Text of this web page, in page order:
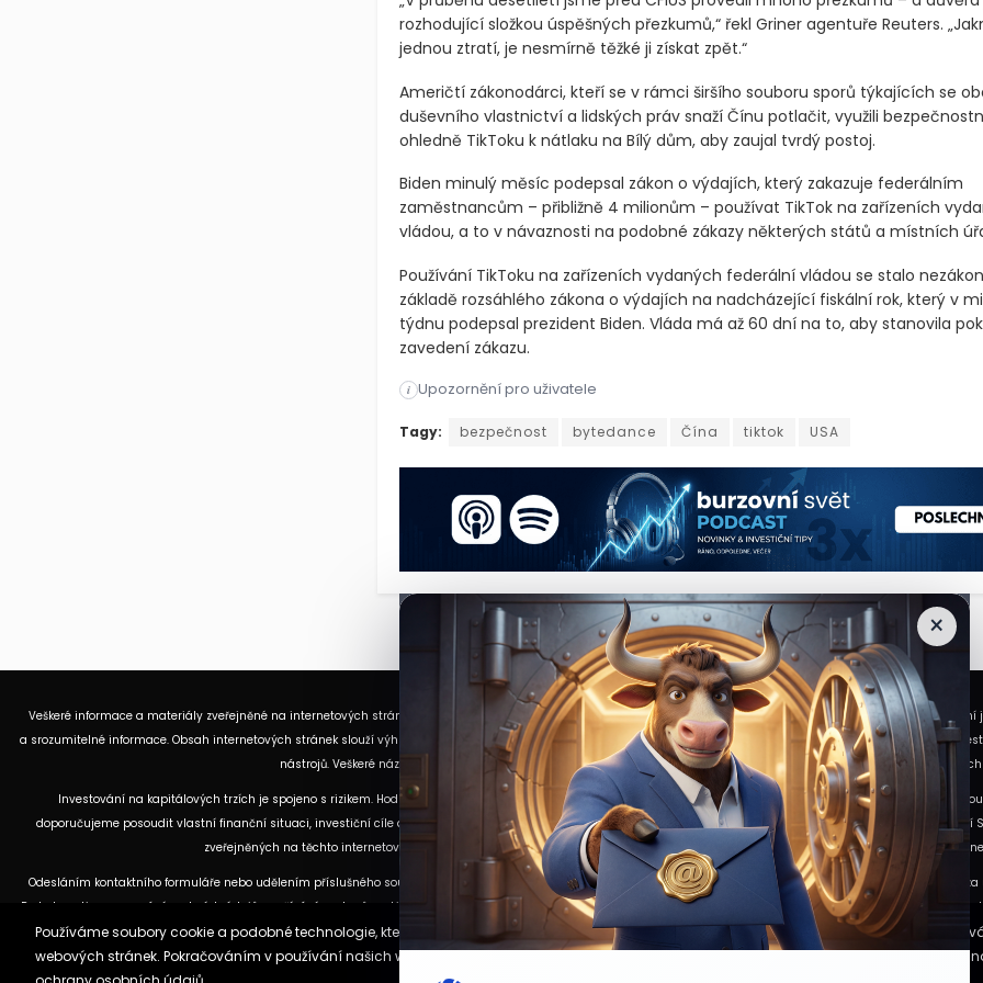
rozhodující složkou úspěšných přezkumů,“ řekl Griner agentuře Reuters.
jednou ztratí, je nesmírně těžké ji získat zpět.“
Američtí zákonodárci, kteří se v rámci širšího souboru sporů týkajících se
duševního vlastnictví a lidských práv snaží Čínu potlačit, využili
ohledně TikToku k nátlaku na Bílý dům, aby zaujal tvrdý postoj.
Biden minulý měsíc podepsal zákon o výdajích, který zakazuje federálním
zaměstnancům – přibližně 4 milionům – používat TikTok na zařízeních
vládou, a to v návaznosti na podobné zákazy některých států a místních
Používání TikToku na zařízeních vydaných federální vládou se stalo
základě rozsáhlého zákona o výdajích na nadcházející fiskální rok, který v
týdnu podepsal prezident Biden. Vláda má až 60 dní na to, aby stanovila
zavedení zákazu.
i Upozornění pro uživatele
Podle dvou osob obeznámených s touto záležitostí společnost TikTok
Tagy: bezpečnost bytedance Čína tiktok USA
×
Veškeré informace a materiály zveřejněné na internetových stránkách Burzovního Světa vycházejí z veřejně dostupných a důvěryhodných zdrojů. Při jejich
a srozumitelné informace. Obsah internetových stránek slouží výhradně k informačním a vzdělávacím účelům. Nepředstavuje individuální investiční doporučení,
nástrojů. Veškeré názory, odhady, prognózy nebo očekávání uvedené v článcích vyjadřují informace dostupné v době
Investování na kapitálových trzích je spojeno s rizikem. Hodnota investic může růst i klesat a návratnost investované částky není zaručena. Minulé výnosy
doporučujeme posoudit vlastní finanční situaci, investiční cíle a toleranci k riziku, případně využít služeb licencovaného poskytovatele investičních služeb.
zveřejněných na těchto internetových stránkách. Diskusní příspěvky a komentáře zveřejněné uživateli vyjadřují názory jejich autorů a
Odesláním kontaktního formuláře nebo udělením příslušného souhlasu bere uživatel na vědomí, že může být kontaktován obchodním partnerem Burzovního Světa
Podrobnosti o zpracování osobních údajů, využívání souborů cookies a obchodních partnerech jsou uvedeny v příslušných dokumentech dostupných na těchto
zdrojích, datu původní analýzy nebo datu, ke kterému se vztahují uvedené tržní údaje.
Používáme soubory cookie a podobné technologie, které jsou nezbytné pro provoz webových stránek. Další soubory cookie se používají k
webových stránek. Pokračováním v používání našich webových stránek vyjadřujete souhlas s používáním souborů cookie. Další informace